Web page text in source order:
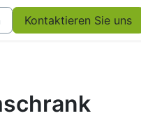
Kontaktieren Sie uns